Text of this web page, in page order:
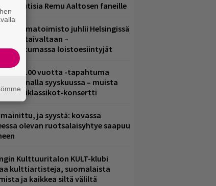
uutisia Remu Aaltosen faneille
ohjelmatoimisto juhlii Helsingissä
taivaltaan –
loistoesiintyjät
Yle 100 vuotta -tapahtuma
Arenalla syyskuussa – muista
metalliklassikot-konsertti
ja syystä: kovassa
olevan ruotsalaisyhtye saapuu
Kulttuuritalon KULT-klubi
kulttiartisteja, suomalaista
ja kaikkea siltä väliltä